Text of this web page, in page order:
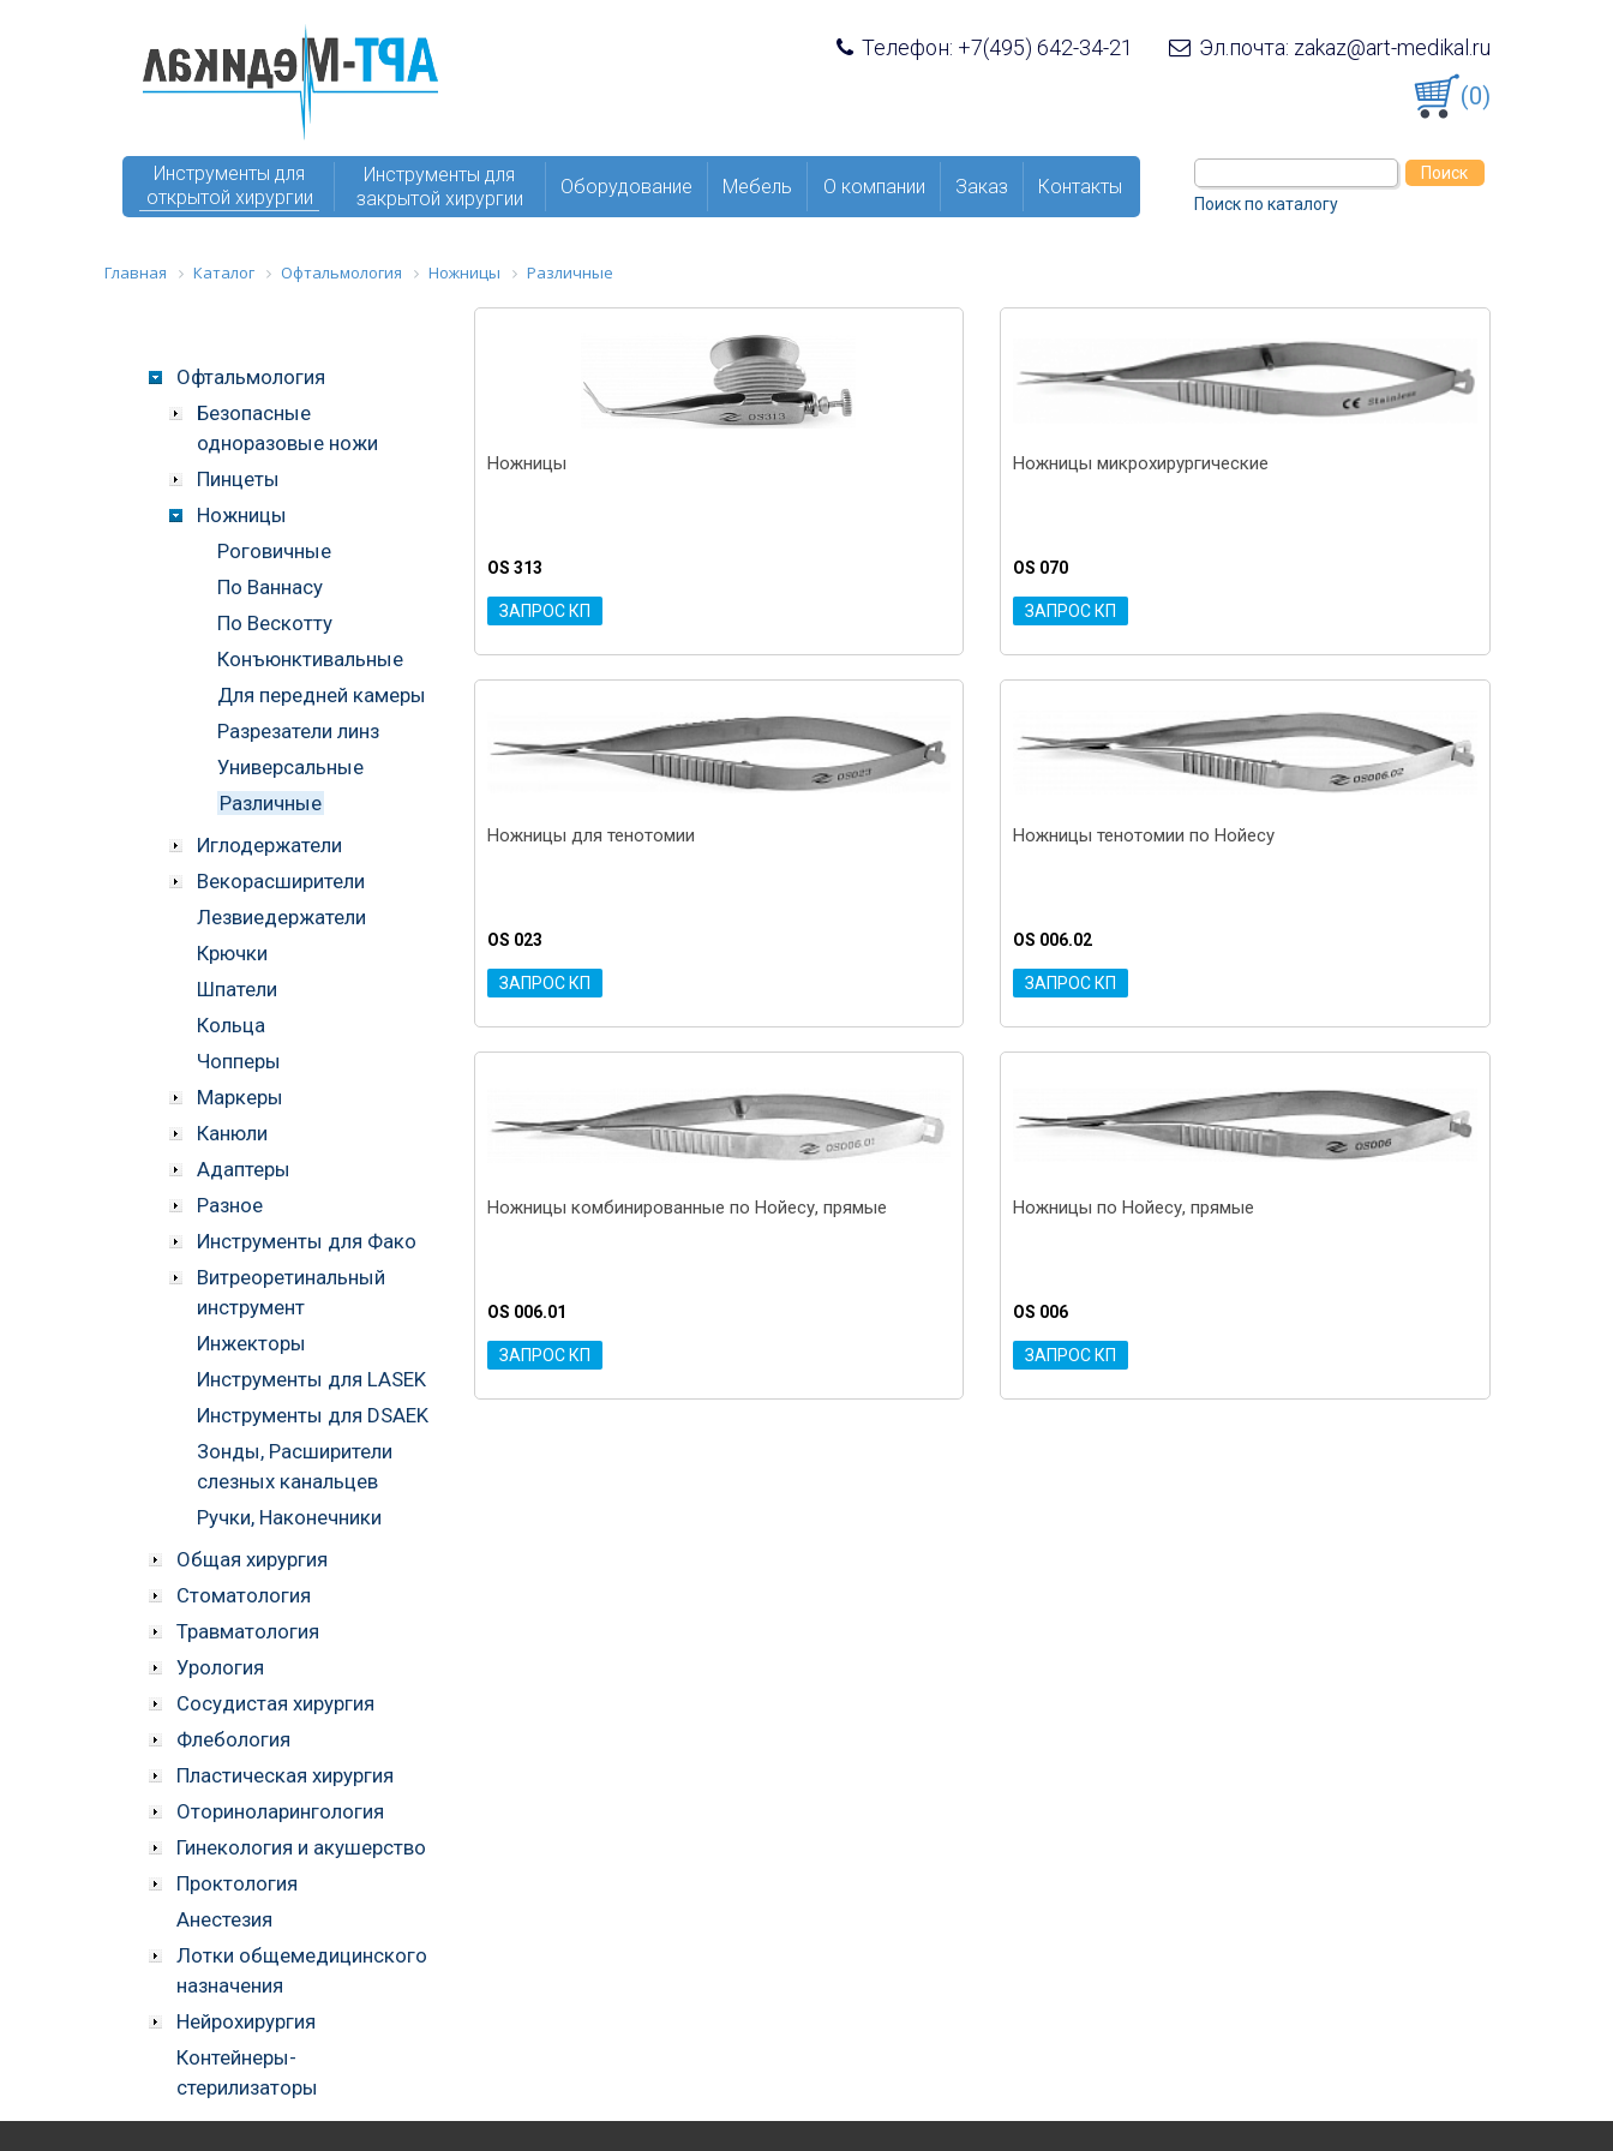
Телефон: +7(495) 642-34-21 Эл.почта: zakaz@art-medikal.ru
(0)
Инструменты для
открытой хирургии
Инструменты для
закрытой хирургии
Оборудование Мебель О компании Заказ Контакты
Поиск по каталогу
Главная Каталог Офтальмология Ножницы Различные
Офтальмология
Безопасные
одноразовые ножи
Пинцеты
Ножницы
Роговичные
По Ваннасу
По Вескотту
Конъюнктивальные
Для передней камеры
Разрезатели линз
Универсальные
Различные
Иглодержатели
Векорасширители
Лезвиедержатели
Крючки
Шпатели
Кольца
Чопперы
Маркеры
Канюли
Адаптеры
Разное
Инструменты для Фако
Витреоретинальный
инструмент
Инжекторы
Инструменты для LASEK
Инструменты для DSAEK
Зонды, Расширители
слезных канальцев
Ручки, Наконечники
Общая хирургия
Стоматология
Травматология
Урология
Сосудистая хирургия
Флебология
Пластическая хирургия
Оториноларингология
Гинекология и акушерство
Проктология
Анестезия
Лотки общемедицинского
назначения
Нейрохирургия
Контейнеры-
стерилизаторы
Ножницы
OS 313
ЗАПРОС КП
Ножницы микрохирургические
OS 070
ЗАПРОС КП
Ножницы для тенотомии
OS 023
ЗАПРОС КП
Ножницы тенотомии по Нойесу
OS 006.02
ЗАПРОС КП
Ножницы комбинированные по Нойесу, прямые
OS 006.01
ЗАПРОС КП
Ножницы по Нойесу, прямые
OS 006
ЗАПРОС КП